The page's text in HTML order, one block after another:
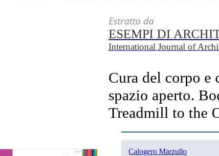
Estratto da
ESEMPI DI
International Journal of
Cura del corpo e
spazio aperto.
Treadmill to the
Calogero Marzullo